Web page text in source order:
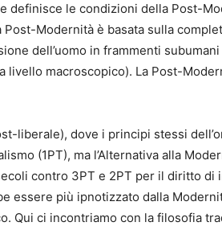
definisce le condizioni della Post-
Modernità è basata sulla
dell’uomo in frammenti
macroscopico). La Post-
liberale), dove i principi stessi
(1PT), ma l’Alternativa alla
contro 3PT e 2PT per il diritto di
essere più ipnotizzato dalla
Qui ci incontriamo con la filosofia